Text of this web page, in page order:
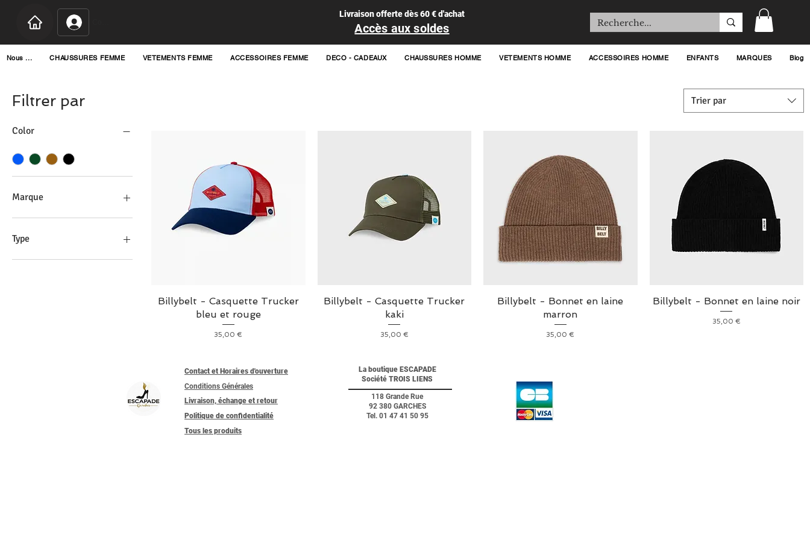
Livraison offerte dès 60 € d'achat
Accès aux soldes
Nous ... CHAUSSURES FEMME VETEMENTS FEMME ACCESSOIRES FEMME DECO - CADEAUX CHAUSSURES HOMME VETEMENTS HOMME ACCESSOIRES HOMME ENFANTS MARQUES Blog
Filtrer par
Color
Marque
BILLYBELT
Type
bonnet
Trier par
Billybelt - Casquette Trucker
bleu et rouge
Prix
35,00 €
Billybelt - Casquette Trucker
kaki
Prix
35,00 €
Billybelt - Bonnet en laine
marron
Prix
35,00 €
Billybelt - Bonnet en laine noir
Prix
35,00 €
Contact et Horaires d'ouverture
Conditions Générales
Livraison, échange et retour
Politique de confidentialité
La boutique ESCAPADE
Société TROIS LIENS
118 Grande Rue
92 380 GARCHES
Tel. 01 47 41 50 95
Tous les produits